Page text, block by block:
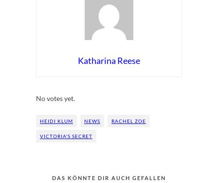
Katharina Reese
No votes yet.
HEIDI KLUM NEWS RACHEL ZOE
VICTORIA'S SECRET
DAS KÖNNTE DIR AUCH GEFALLEN